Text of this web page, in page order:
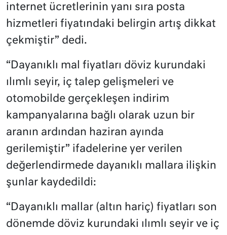
internet ücretlerinin yanı sıra posta
hizmetleri fiyatındaki belirgin artış dikkat
çekmiştir” dedi.
“Dayanıklı mal fiyatları döviz kurundaki
ılımlı seyir, iç talep gelişmeleri ve
otomobilde gerçekleşen indirim
kampanyalarına bağlı olarak uzun bir
aranın ardından haziran ayında
gerilemiştir” ifadelerine yer verilen
değerlendirmede dayanıklı mallara ilişkin
şunlar kaydedildi:
“Dayanıklı mallar (altın hariç) fiyatları son
dönemde döviz kurundaki ılımlı seyir ve iç